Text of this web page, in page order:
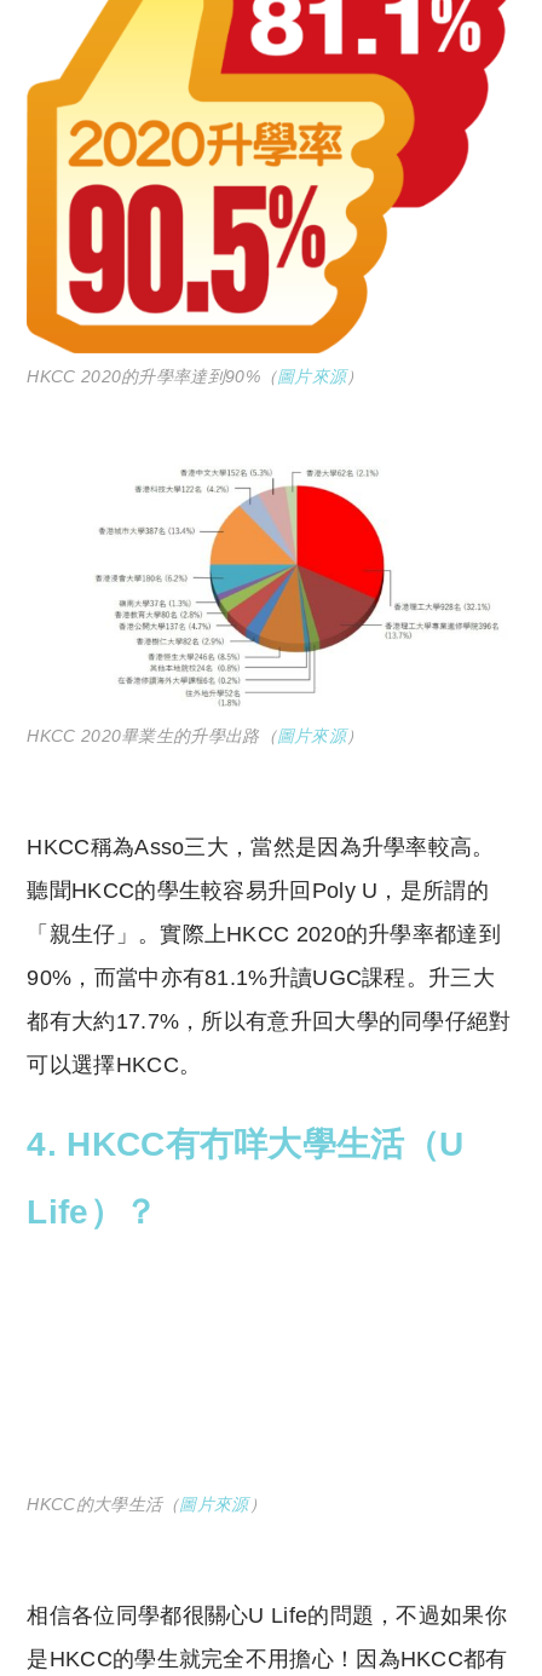
HKCC 2020的升學率達到90%（圖片來源）
HKCC 2020畢業生的升學出路（圖片來源）
HKCC稱為Asso三大，當然是因為升學率較高。
聽聞HKCC的學生較容易升回Poly U，是所謂的
「親生仔」。實際上HKCC 2020的升學率都達到
90%，而當中亦有81.1%升讀UGC課程。升三大
都有大約17.7%，所以有意升回大學的同學仔絕對
可以選擇HKCC。
4. HKCC有冇咩大學生活（U
Life）？
HKCC的大學生活（圖片來源）
相信各位同學都很關心U Life的問題，不過如果你
是HKCC的學生就完全不用擔心！因為HKCC都有